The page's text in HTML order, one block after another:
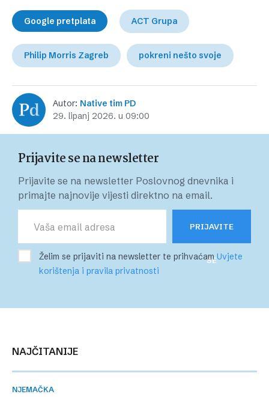
Google pretplata ACT Grupa
Philip Morris Zagreb pokreni nešto svoje
Autor: Native tim PD
29. lipanj 2026. u 09:00
Prijavite se na newsletter
Prijavite se na newsletter Poslovnog dnevnika i
primajte najnovije vijesti direktno na email.
PRIJAVITE
SE
Želim se prijaviti na newsletter te prihvaćamUvjete
korištenja i pravila privatnosti
NAJČITANIJE
NJEMAČKA